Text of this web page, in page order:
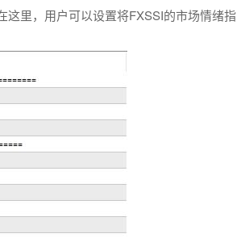
这里，用户可以设置将FXSSI的市场情绪指